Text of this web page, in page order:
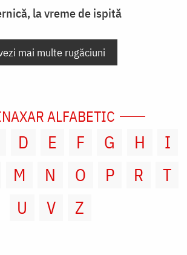
la vreme de ispită
mai multe rugăciuni
ALFABETIC
D E F G H
I
M N O P R
T
U
V Z